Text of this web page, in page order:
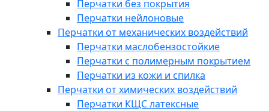
Перчатки без покрытия
Перчатки нейлоновые
Перчатки от механических воздействий
Перчатки маслобензостойкие
Перчатки с полимерным покрытием
Перчатки из кожи и спилка
Перчатки от химических воздействий
Перчатки КЩС латексные